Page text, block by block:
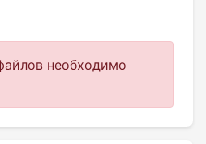
необходимо